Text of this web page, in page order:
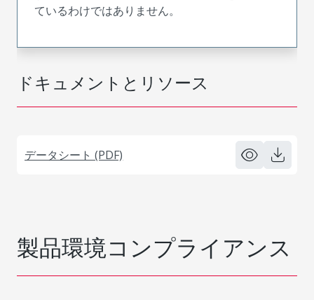
ドキュメントとリソース
データシート (PDF)
ているわけではありません。
製品環境コンプライアンス